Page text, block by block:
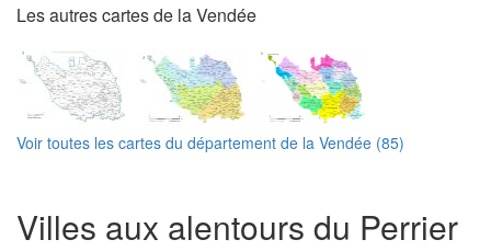
Les autres cartes de la Vendée
Voir toutes les cartes du département de la Vendée (85)
Villes aux alentours du Perrier